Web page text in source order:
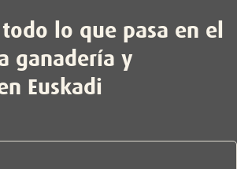
lo que pasa en el
ganadería y
Euskadi